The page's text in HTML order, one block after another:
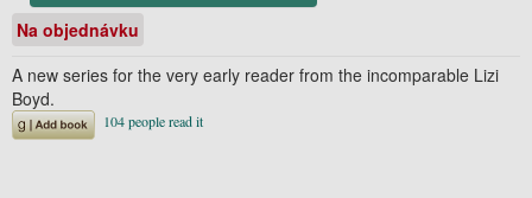
Na objednávku
A new series for the very early reader from the incomparable Lizi
Boyd.